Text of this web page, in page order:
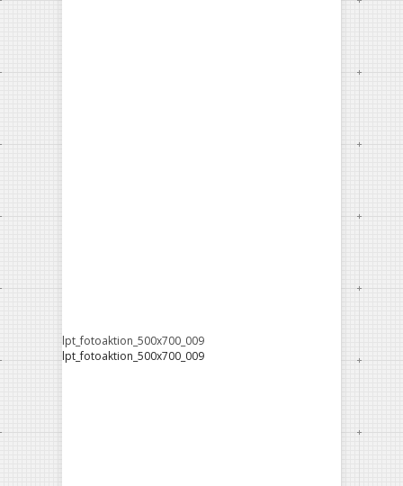
lpt_fotoaktion_500x700_009
lpt_fotoaktion_500x700_009